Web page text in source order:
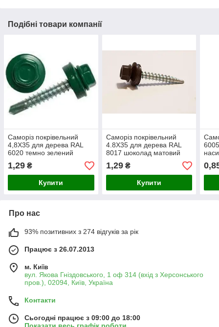
Подібні товари компанії
Саморіз покрівельний
4,8Х35 для дерева RAL
6020 темно зелений
матовий (250 шт/уп)
1,29 ₴
Купити
Саморіз покрівельний
4.8Х35 для дерева RAL
8017 шоколад матовий
(250 шт/уп)
1,29₴
Купити
шт/
Про нас
93% позитивних з 274 відгуків за рік
Працює з 26.07.2013
м. Київ
вул. Якова Гніздовського, 1 оф 314 (вхід з Херсонського
пров.), 02094, Київ, Україна
Контакти
Сьогодні працює з 09:00 до 18:00